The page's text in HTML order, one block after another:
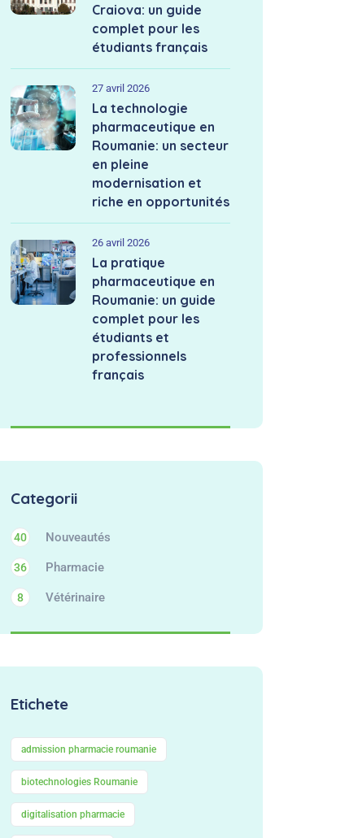
Craiova: un guide
complet pour les
étudiants français
27 avril 2026
La technologie
pharmaceutique en
Roumanie: un secteur
en pleine
modernisation et
riche en opportunités
26 avril 2026
La pratique
pharmaceutique en
Roumanie: un guide
complet pour les
étudiants et
professionnels
français
Categorii
Nouveautés
40
Pharmacie
36
Vétérinaire
8
Etichete
admission pharmacie roumanie
biotechnologies Roumanie
digitalisation pharmacie